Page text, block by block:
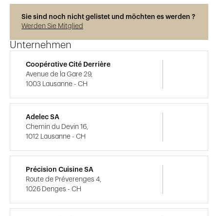
Sie sind noch nicht gelistet und möchten es werden ?
Werden Sie Mitglied
Unternehmen
Coopérative Cité Derrière
Avenue de la Gare 29,
1003 Lausanne - CH
Adelec SA
Chemin du Devin 16,
1012 Lausanne - CH
Précision Cuisine SA
Route de Préverenges 4,
1026 Denges - CH